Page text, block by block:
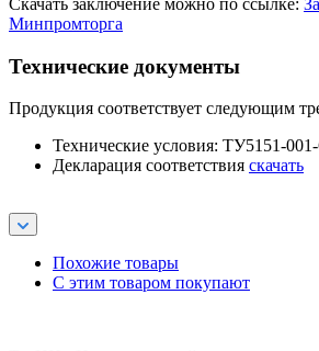
Скачать заключение можно по ссылке:
Минпромторга
Технические документы
Продукция соответствует следующим
Технические условия: ТУ5151-
Декларация соответствия скачать
Похожие товары
С этим товаром покупают